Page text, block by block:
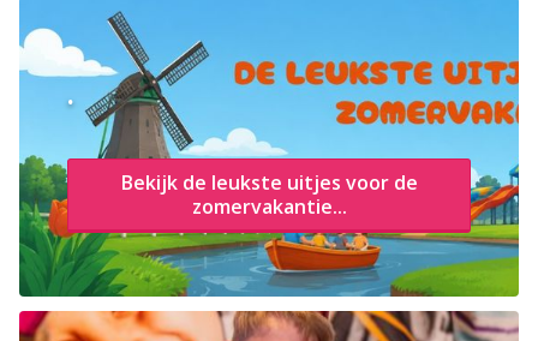
.
Bekijk de leukste uitjes voor de
zomervakantie...